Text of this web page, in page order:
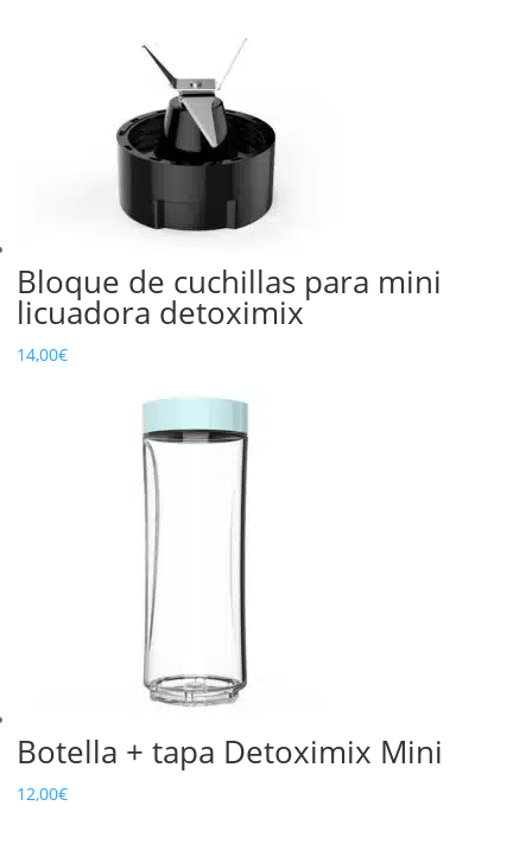
Bloque de cuchillas para mini
licuadora detoximix
14,00€
Botella + tapa Detoximix Mini
12,00€